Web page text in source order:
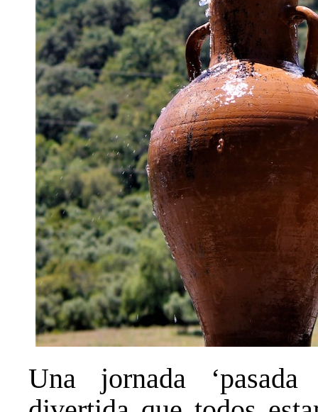
Una jornada